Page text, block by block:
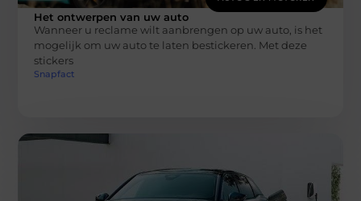
Het ontwerpen van uw auto
Wanneer u reclame wilt aanbrengen op uw auto, is het
mogelijk om uw auto te laten bestickeren. Met deze
stickers
Snapfact